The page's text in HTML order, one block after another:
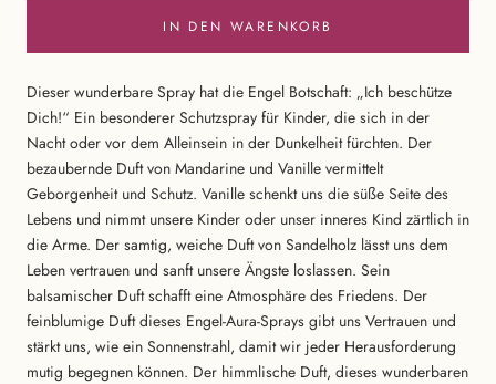
IN DEN WARENKORB
Dieser wunderbare Spray hat die Engel Botschaft: „Ich beschütze
Dich!“ Ein besonderer Schutzspray für Kinder, die sich in der
Nacht oder vor dem Alleinsein in der Dunkelheit fürchten. Der
bezaubernde Duft von Mandarine und Vanille vermittelt
Geborgenheit und Schutz. Vanille schenkt uns die süße Seite des
Lebens und nimmt unsere Kinder oder unser inneres Kind zärtlich in
die Arme. Der samtig, weiche Duft von Sandelholz lässt uns dem
Leben vertrauen und sanft unsere Ängste loslassen. Sein
balsamischer Duft schafft eine Atmosphäre des Friedens. Der
feinblumige Duft dieses Engel-Aura-Sprays gibt uns Vertrauen und
stärkt uns, wie ein Sonnenstrahl, damit wir jeder Herausforderung
mutig begegnen können. Der himmlische Duft, dieses wunderbaren